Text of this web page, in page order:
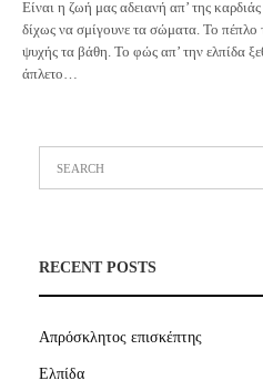
Είναι η ζωή μας αδειανή απ’ της
δίχως να σμίγουνε τα σώματα. Το πέπλο
ψυχής τα βάθη. Το φώς απ’ την ελπίδα
άπλετο…
RECENT POSTS
Απρόσκλητος επισκέπτης
Ελπίδα